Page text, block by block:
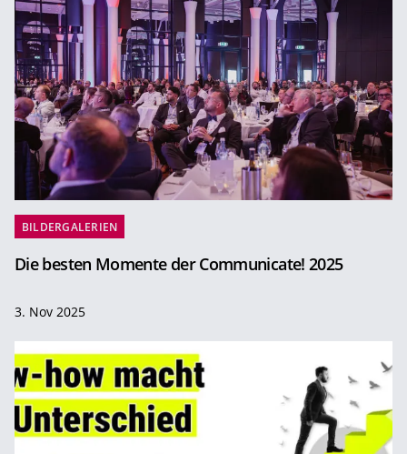
BILDERGALERIEN
Die besten Momente der Communicate! 2025
3. Nov 2025